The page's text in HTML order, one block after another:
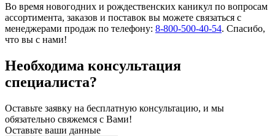
Во время новогодних и рождественских каникул по вопросам
ассортимента, заказов и поставок вы можете связаться с
менеджерами продаж по телефону: 8-800-500-40-54. Спасибо,
что вы с нами!
Необходима консультация
специалиста?
Оставьте заявку на бесплатную консультацию, и мы
обязательно свяжемся с Вами!
Оставьте ваши данные